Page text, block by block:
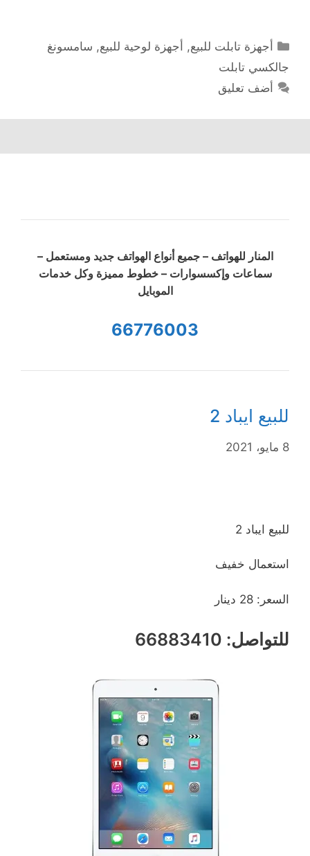
التصنيفات
أجهزة تابلت للبيع, أجهزة لوحية للبيع, سامسونغ
جالكسي تابلت
أضف تعليق
المنار للهواتف – جميع أنواع الهواتف جديد ومستعمل –
سماعات وإكسسوارات – خطوط مميزة وكل خدمات
الموبايل
66776003
للبيع ايباد 2
8 مايو، 2021
للبيع ايباد 2
استعمال خفيف
السعر: 28 دينار
للتواصل: 66883410